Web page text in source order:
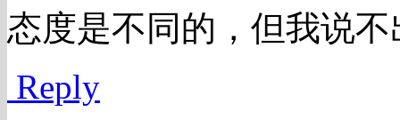
态度是不同的，但我说
Reply